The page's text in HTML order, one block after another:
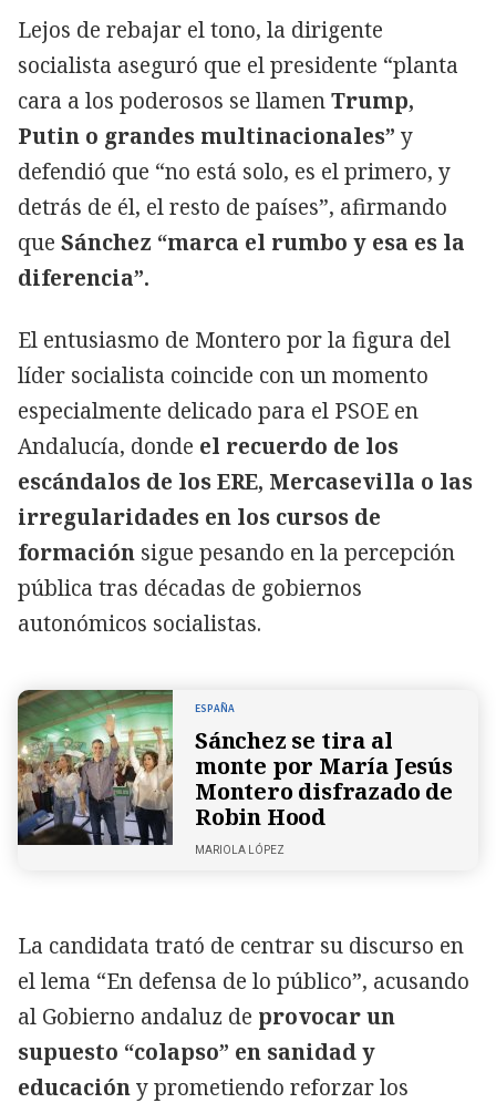
Lejos de rebajar el tono, la dirigente
socialista aseguró que el presidente “planta
cara a los poderosos se llamenTrump,
Putin o grandes multinacionales” y
defendió que “no está solo, es el primero, y
detrás de él, el resto de países”, afirmando
que Sánchez “marca el rumbo y esa es la
diferencia”.
El entusiasmo de Montero por la figura del
líder socialista coincide con un momento
especialmente delicado para el PSOE en
Andalucía, donde el recuerdo de los
escándalos de los ERE, Mercasevilla o las
irregularidades en los cursos de
formación sigue pesando en la percepción
pública tras décadas de gobiernos
autonómicos socialistas.
ESPAÑA
Sánchez se tira al
monte por María Jesús
Montero disfrazado de
Robin Hood
MARIOLA LÓPEZ
La candidata trató de centrar su discurso en
el lema “En defensa de lo público”, acusando
al Gobierno andaluz de provocar un
supuesto “colapso” en sanidad y
educacióny prometiendo reforzar los